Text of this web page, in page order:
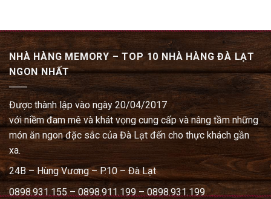
NHÀ HÀNG MEMORY – TOP 10 NHÀ HÀNG ĐÀ LẠT
NGON NHẤT
Được thành lập vào ngày 20/04/2017
với niềm đam mê và khát vọng cung cấp và nâng tầm những
món ăn ngon đặc sắc của Đà Lạt đến cho thực khách gần
xa.
24B – Hùng Vương – P.10 – Đà Lạt
0898.931.155 – 0898.911.199 – 0898.931.199